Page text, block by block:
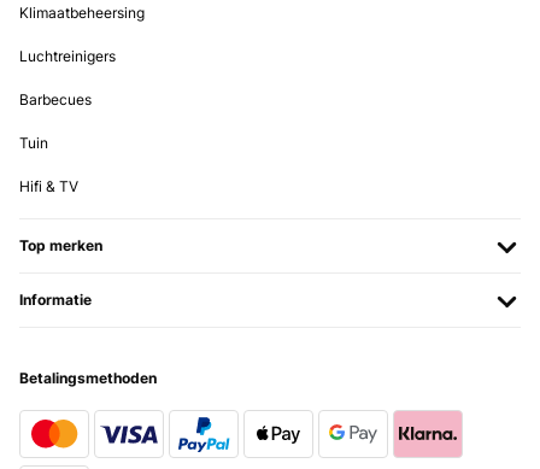
Klimaatbeheersing
Luchtreinigers
Barbecues
Tuin
Hifi & TV
Top merken
Informatie
Betalingsmethoden